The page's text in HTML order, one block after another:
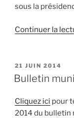
sous la
Continuer la
PUBLIÉ
LE
21 JUIN 2014
Bulletin
Cliquez ici pour
2014 du bulletin